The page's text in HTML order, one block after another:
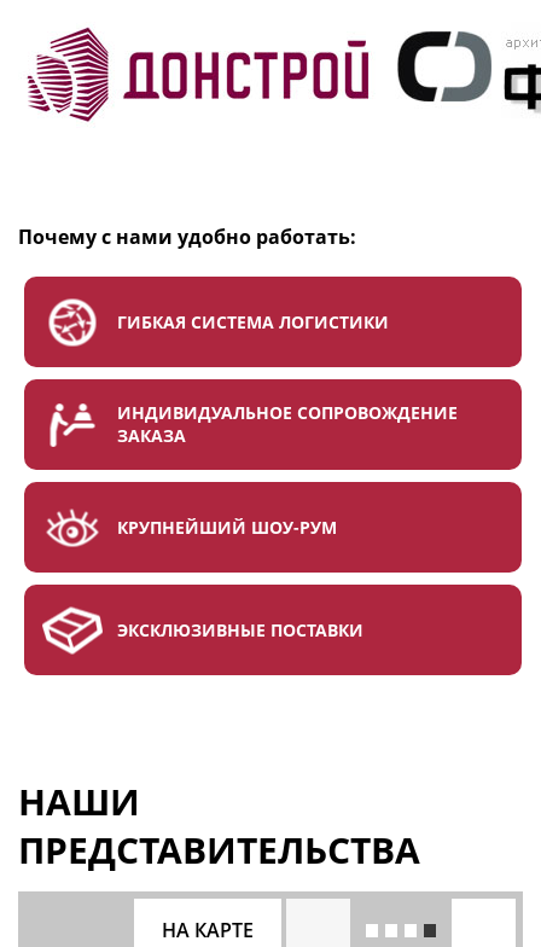
Почему с нами удобно работать:
ГИБКАЯ СИСТЕМА ЛОГИСТИКИ
ИНДИВИДУАЛЬНОЕ СОПРОВОЖДЕНИЕ
ЗАКАЗА
КРУПНЕЙШИЙ ШОУ-РУМ
ЭКСКЛЮЗИВНЫЕ ПОСТАВКИ
НАШИ
ПРЕДСТАВИТЕЛЬСТВА
НА КАРТЕ